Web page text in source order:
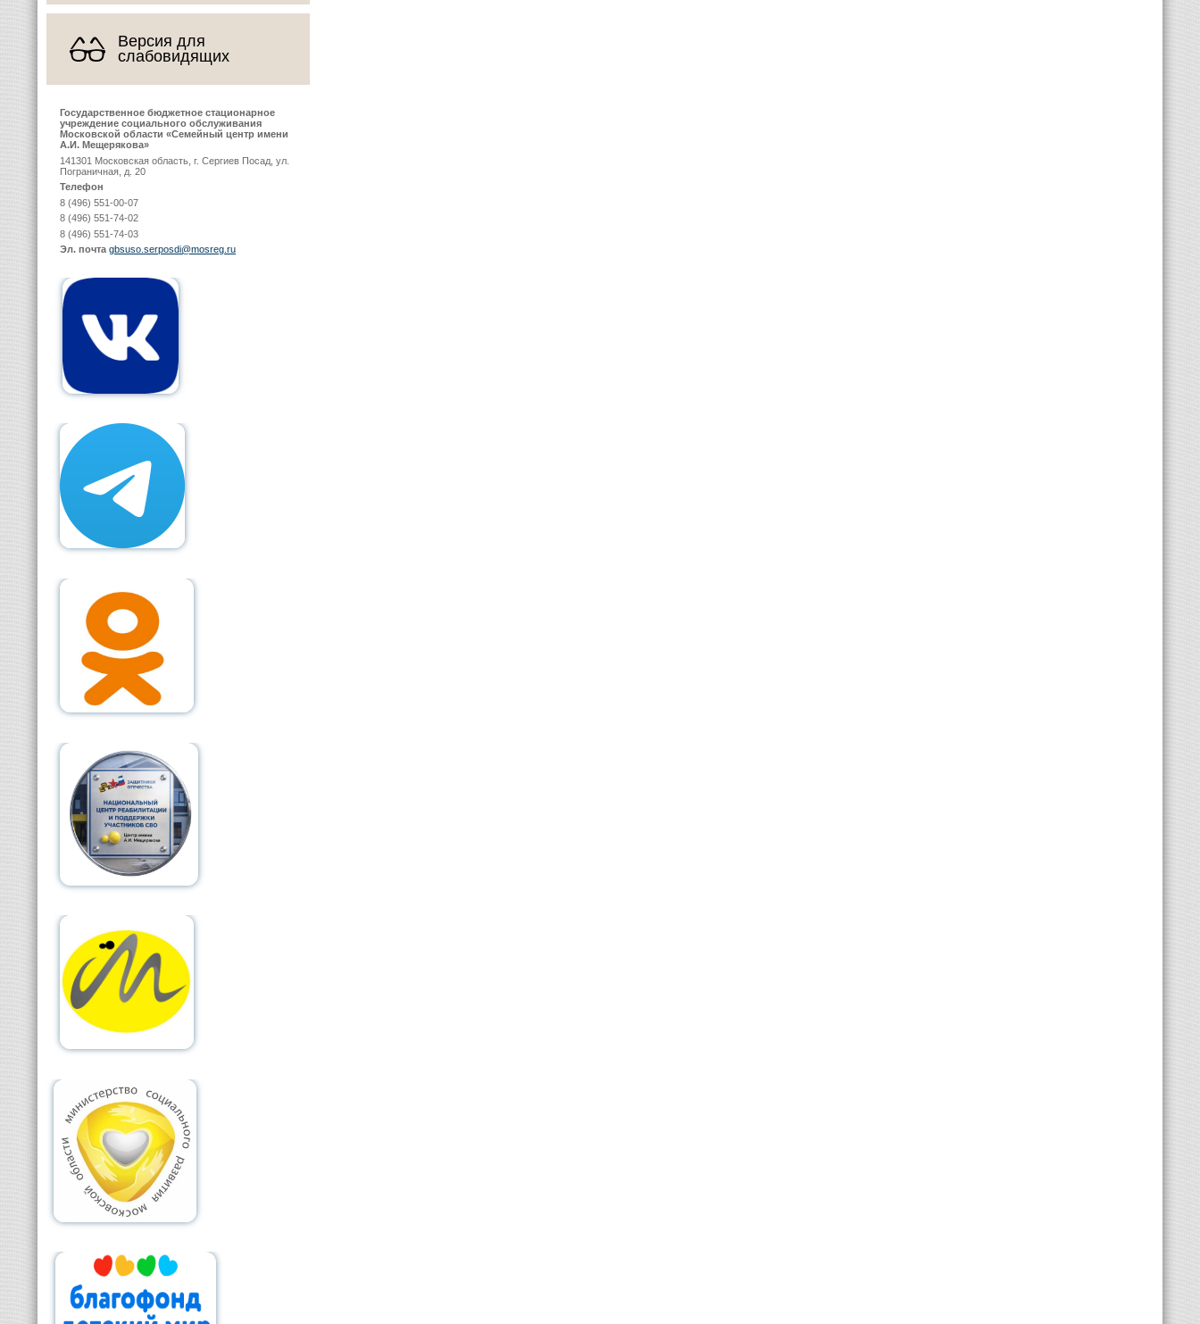
Версия для
слабовидящих
Государственное бюджетное стационарное
учреждение социального обслуживания
Московской области «Семейный центр имени
А.И. Мещерякова»
141301 Московская область, г. Сергиев Посад, ул.
Пограничная, д. 20
Телефон
8 (496) 551-00-07
8 (496) 551-74-02
8 (496) 551-74-03
Эл. почта gbsuso.serposdi@mosreg.ru